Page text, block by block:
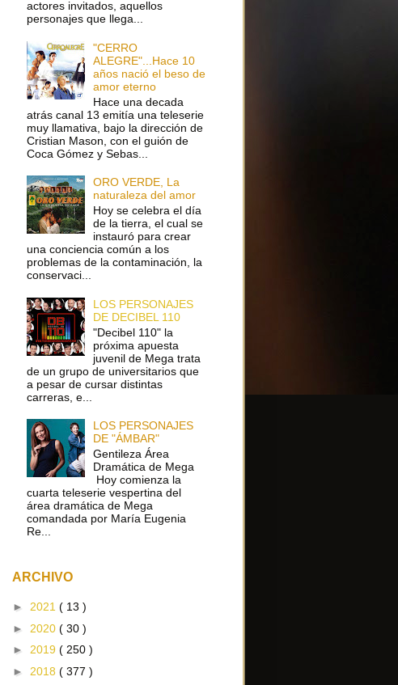
actores invitados, aquellos
personajes que llega...
"CERRO
ALEGRE"...Hace 10
años nació el beso de
amor eterno
Hace una decada
atrás canal 13 emitía una teleserie
muy llamativa, bajo la dirección de
Cristian Mason, con el guión de
Coca Gómez y Sebas...
ORO VERDE, La
naturaleza del amor
Hoy se celebra el día
de la tierra, el cual se
instauró para crear
una conciencia común a los
problemas de la contaminación, la
conservaci...
LOS PERSONAJES
DE DECIBEL 110
"Decibel 110" la
próxima apuesta
juvenil de Mega trata
de un grupo de universitarios que
a pesar de cursar distintas
carreras, e...
LOS PERSONAJES
DE "ÁMBAR"
Gentileza Área
Dramática de Mega
Hoy comienza la
cuarta teleserie vespertina del
área dramática de Mega
comandada por María Eugenia
Re...
ARCHIVO
► 2021 ( 13 )
► 2020 ( 30 )
► 2019 ( 250 )
► 2018 ( 377 )